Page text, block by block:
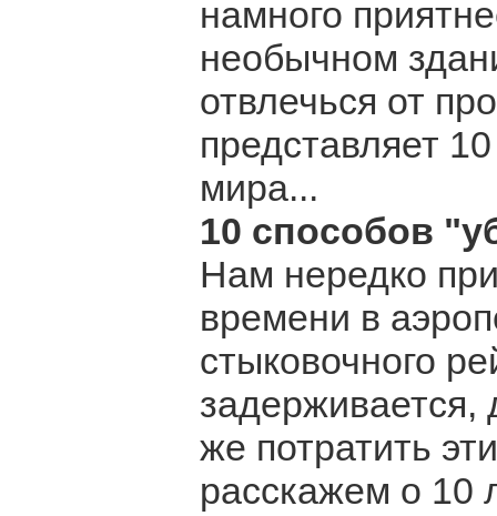
намного
необычном
отвлечься от
представляет
мира...
10 способов
Нам нередко
времени в
стыковочного
задерживается,
же потратить
расскажем о 10